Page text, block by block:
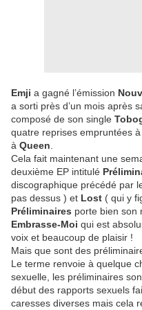
Emji a gagné l’émission
a sorti près d’un mois après
composé de son single
quatre reprises empruntées à
à Queen
Cela fait maintenant une
deuxième EP intitulé
discographique précédé par
pas dessus ) et Lost ( qui y
Préliminaires porte bien son
Embrasse-Moi qui est
voix et beaucoup de plaisir !
Mais que sont des
Le terme renvoie à quelque
sexuelle, les préliminaires
début des rapports sexuels
caresses diverses mais cela